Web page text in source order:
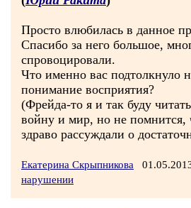
Просто влюбилась в данное
Спасибо за него большое,
спровоцировали.
Что именно вас подтолкнуло
понимание восприятия?
(Фрейда-то я и так буду
войну и мир, но не помнится,
здраво рассуждали о
Екатерина Скрыпникова
нарушении